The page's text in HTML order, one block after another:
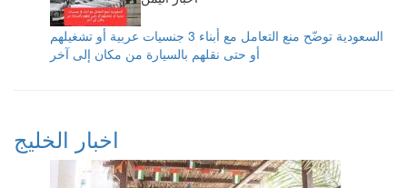
السعودية توضّح منع التعامل مع أبناء 3 جنسيات عربية أو تشغيلهم
أو حتى نقلهم بالسيارة من مكان إلى آخر
اخبار الخليج